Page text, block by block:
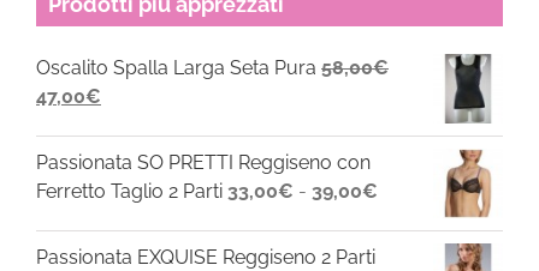
Oscalito Spalla Larga Seta Pura 58,00€
Il
originale
era:
47,00€
attuale
è:
Passionata SO PRETTI Reggiseno con
Ferretto Taglio 2 Parti 33,00€ - 39,00€
Passionata EXQUISE Reggiseno 2 Parti